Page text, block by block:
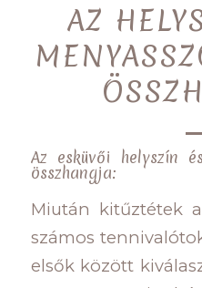
AZ
Az esküvői helyszín
összhangja:
Miután kitűztétek
számos
elsők között